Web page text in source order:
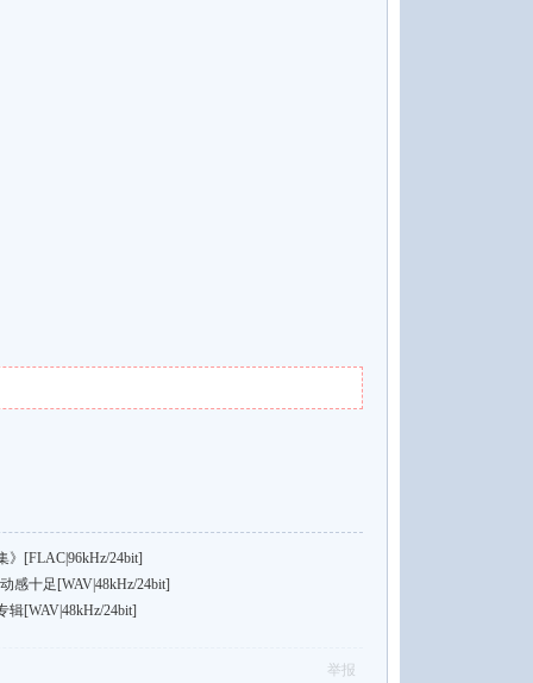
》[FLAC|96kHz/24bit]
感十足[WAV|48kHz/24bit]
[WAV|48kHz/24bit]
举报